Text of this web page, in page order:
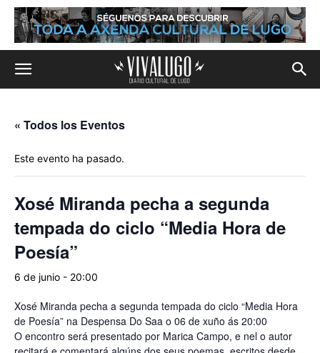
« Todos los Eventos
Este evento ha pasado.
Xosé Miranda pecha a segunda
tempada do ciclo “Media Hora de
Poesía”
6 de junio - 20:00
Xosé Miranda pecha a segunda tempada do ciclo “Media Hora
de Poesía” na Despensa Do Saa o 06 de xuño ás 20:00
O encontro será presentado por Marica Campo, e nel o autor